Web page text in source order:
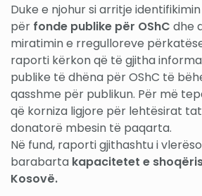
Duke e njohur si arritje
për fonde publike për OShC dhe
miratimin e rregulloreve
raporti kërkon që të gjitha
publike të dhëna për OShC të
qasshme për publikun. Për më
që korniza ligjore për lehtësirat
donatorë mbesin të paqarta.
Në fund, raporti gjithashtu i
barabarta kapacitetet e
Kosovë.